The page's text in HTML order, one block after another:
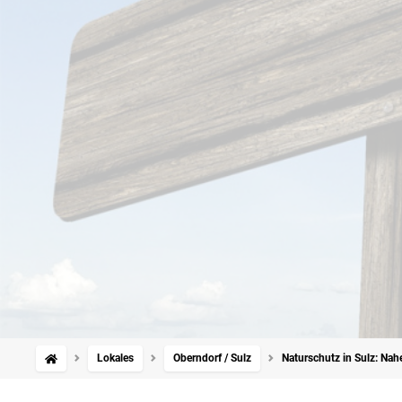
Lokales Oberndorf / Sulz Naturschutz in Sulz: